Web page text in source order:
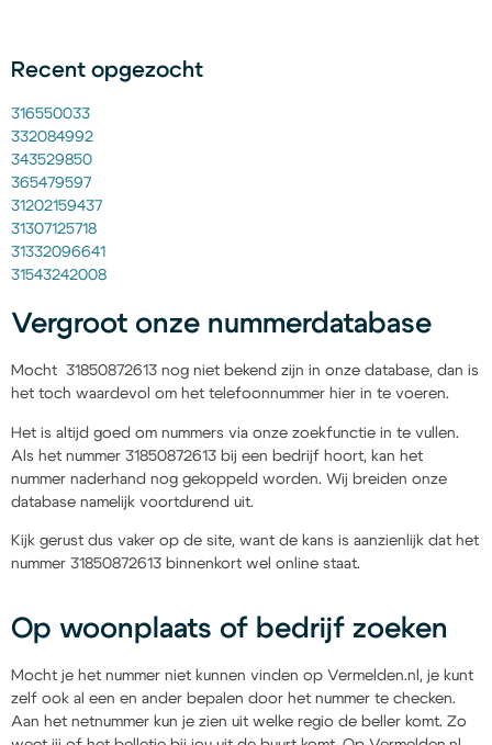
Recent opgezocht
316550033
332084992
343529850
365479597
31202159437
31307125718
31332096641
31543242008
Vergroot onze nummerdatabase
Mocht 31850872613 nog niet bekend zijn in onze database, dan is
het toch waardevol om het telefoonnummer hier in te voeren.
Het is altijd goed om nummers via onze zoekfunctie in te vullen.
Als het nummer 31850872613 bij een bedrijf hoort, kan het
nummer naderhand nog gekoppeld worden. Wij breiden onze
database namelijk voortdurend uit.
Kijk gerust dus vaker op de site, want de kans is aanzienlijk dat het
nummer 31850872613 binnenkort wel online staat.
Op woonplaats of bedrijf zoeken
Mocht je het nummer niet kunnen vinden op Vermelden.nl, je kunt
zelf ook al een en ander bepalen door het nummer te checken.
Aan het netnummer kun je zien uit welke regio de beller komt. Zo